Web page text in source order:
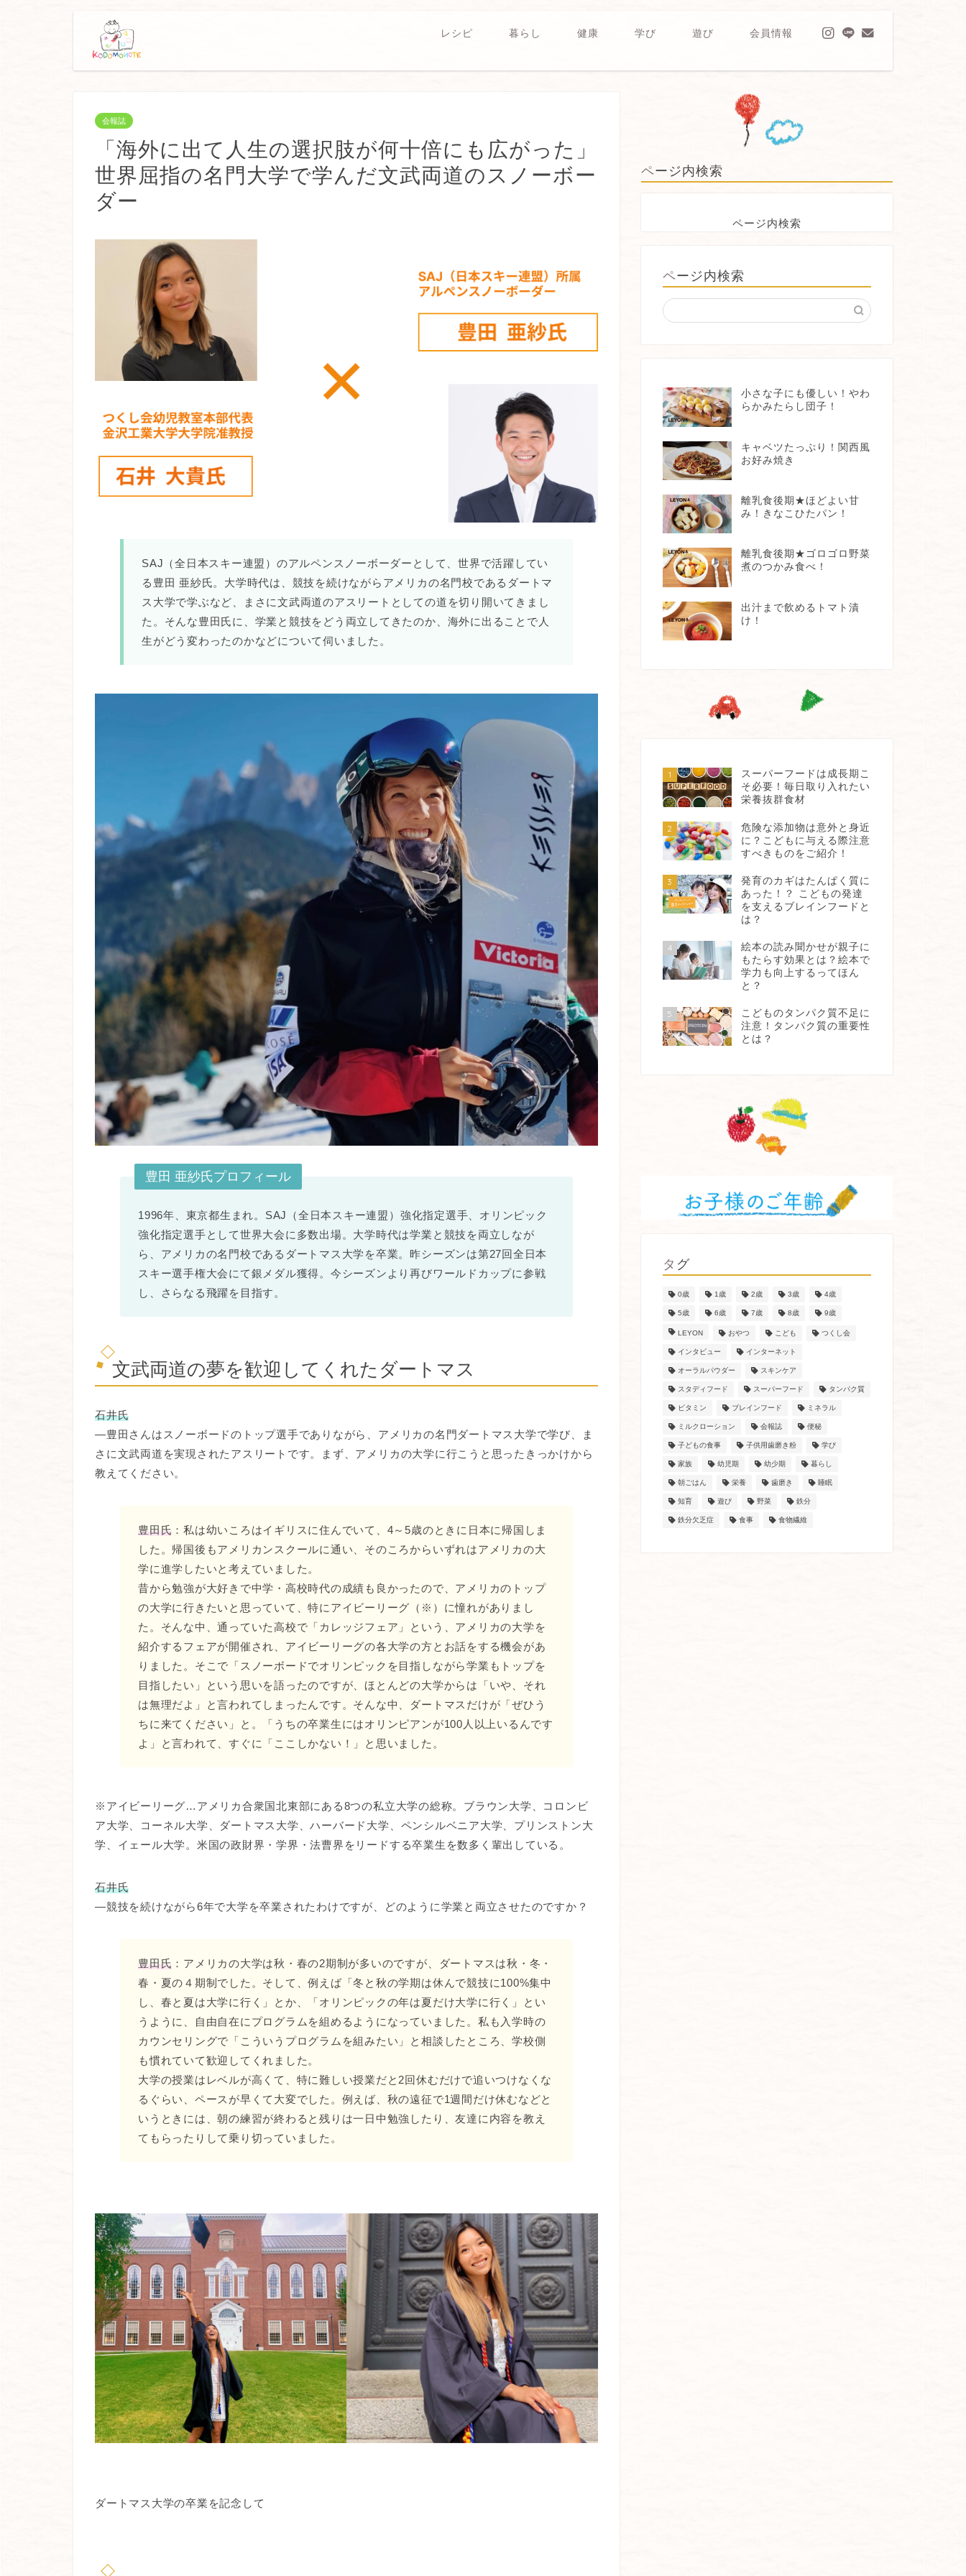
レシピ 暮らし 健康 学び 遊び 会員情報
会報誌
「海外に出て人生の選択肢が何十倍にも広がった」
世界屈指の名門大学で学んだ文武両道のスノーボー
ダー
SAJ（全日本スキー連盟）のアルペンスノーボーダーとして、世界で活躍してい
る豊田 亜紗氏。大学時代は、競技を続けながらアメリカの名門校であるダートマ
ス大学で学ぶなど、まさに文武両道のアスリートとしての道を切り開いてきまし
た。そんな豊田氏に、学業と競技をどう両立してきたのか、海外に出ることで人
生がどう変わったのかなどについて伺いました。
豊田 亜紗氏プロフィール
1996年、東京都生まれ。SAJ（全日本スキー連盟）強化指定選手、オリンピック
強化指定選手として世界大会に多数出場。大学時代は学業と競技を両立しなが
ら、アメリカの名門校であるダートマス大学を卒業。昨シーズンは第27回全日本
スキー選手権大会にて銀メダル獲得。今シーズンより再びワールドカップに参戦
し、さらなる飛躍を目指す。
文武両道の夢を歓迎してくれたダートマス
石井氏
―豊田さんはスノーボードのトップ選手でありながら、アメリカの名門ダートマス大学で学び、ま
さに文武両道を実現されたアスリートです。まず、アメリカの大学に行こうと思ったきっかけから
教えてください。
豊田氏 ：私は幼いころはイギリスに住んでいて、4～5歳のときに日本に帰国しま
した。帰国後もアメリカンスクールに通い、そのころからいずれはアメリカの大
学に進学したいと考えていました。
昔から勉強が大好きで中学・高校時代の成績も良かったので、アメリカのトップ
の大学に行きたいと思っていて、特にアイビーリーグ（※）に憧れがありまし
た。そんな中、通っていた高校で「カレッジフェア」という、アメリカの大学を
紹介するフェアが開催され、アイビーリーグの各大学の方とお話をする機会があ
りました。そこで「スノーボードでオリンピックを目指しながら学業もトップを
目指したい」という思いを語ったのですが、ほとんどの大学からは「いや、それ
は無理だよ」と言われてしまったんです。そんな中、ダートマスだけが「ぜひう
ちに来てください」と。「うちの卒業生にはオリンピアンが100人以上いるんです
よ」と言われて、すぐに「ここしかない！」と思いました。
※アイビーリーグ…アメリカ合衆国北東部にある8つの私立大学の総称。ブラウン大学、コロンビ
ア大学、コーネル大学、ダートマス大学、ハーバード大学、ペンシルベニア大学、プリンストン大
学、イェール大学。米国の政財界・学界・法曹界をリードする卒業生を数多く輩出している。
石井氏
―競技を続けながら6年で大学を卒業されたわけですが、どのように学業と両立させたのですか？
豊田氏 ：アメリカの大学は秋・春の2期制が多いのですが、ダートマスは秋・冬・
春・夏の４期制でした。そして、例えば「冬と秋の学期は休んで競技に100%集中
し、春と夏は大学に行く」とか、「オリンピックの年は夏だけ大学に行く」とい
うように、自由自在にプログラムを組めるようになっていました。私も入学時の
カウンセリングで「こういうプログラムを組みたい」と相談したところ、学校側
も慣れていて歓迎してくれました。
大学の授業はレベルが高くて、特に難しい授業だと2回休むだけで追いつけなくな
るぐらい、ペースが早くて大変でした。例えば、秋の遠征で1週間だけ休むなどと
いうときには、朝の練習が終わると残りは一日中勉強したり、友達に内容を教え
てもらったりして乗り切っていました。
ダートマス大学の卒業を記念して
ページ内検索
ページ内検索
ページ内検索
小さな子にも優しい！やわ
らかみたらし団子！
キャベツたっぷり！関西風
お好み焼き
離乳食後期★ほどよい甘
み！きなこひたパン！
離乳食後期★ゴロゴロ野菜
煮のつかみ食べ！
出汁まで飲めるトマト漬
け！
1
スーパーフードは成長期こ
そ必要！毎日取り入れたい
栄養抜群食材
2
危険な添加物は意外と身近
に？こどもに与える際注意
すべきものをご紹介！
3
発育のカギはたんぱく質に
あった！？ こどもの発達
を支えるブレインフードと
は？
4
絵本の読み聞かせが親子に
もたらす効果とは？絵本で
学力も向上するってほん
と？
5
こどものタンパク質不足に
注意！タンパク質の重要性
とは？
タグ
0歳 1歳 2歳 3歳 4歳
5歳 6歳 7歳 8歳 9歳
LEYON おやつ こども つくし会
インタビュー インターネット
オーラルパウダー スキンケア
スタディフード スーパーフード タンパク質
ビタミン ブレインフード ミネラル
ミルクローション 会報誌 便秘
子どもの食事 子供用歯磨き粉 学び
家族 幼児期 幼少期 暮らし
朝ごはん 栄養 歯磨き 睡眠
知育 遊び 野菜 鉄分
鉄分欠乏症 食事 食物繊維